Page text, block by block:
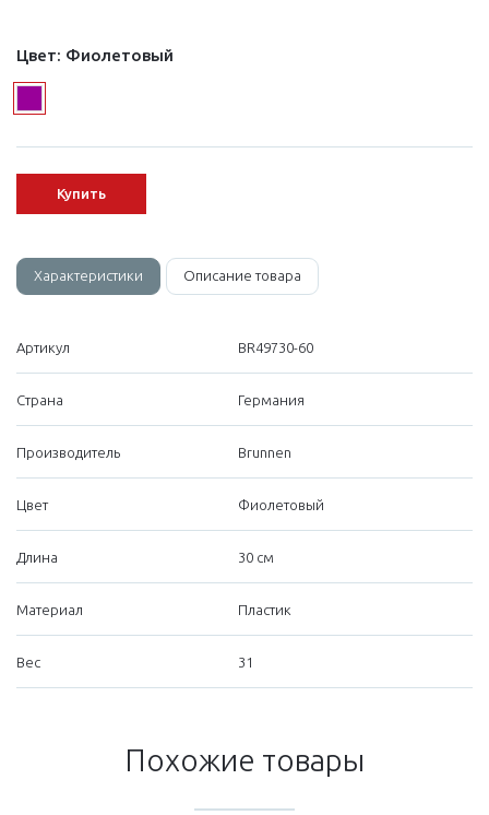
Цвет: Фиолетовый
Купить
Характеристики Описание товара
Артикул BR49730-60
Страна Германия
Производитель Brunnen
Цвет Фиолетовый
Длина 30 см
Материал Пластик
Вес 31
Похожие товары